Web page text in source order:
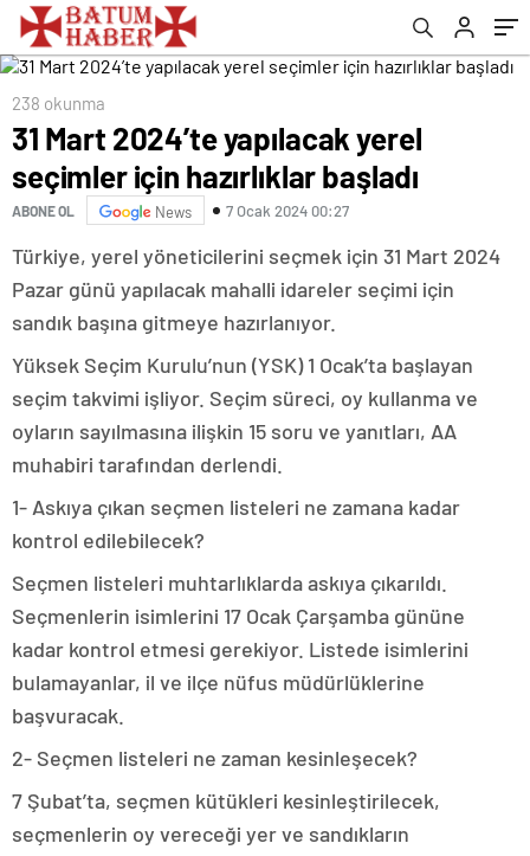
238 okunma
31 Mart 2024’te yapılacak yerel
seçimler için hazırlıklar başladı
ABONE OL News 7 Ocak 2024 00:27
Türkiye, yerel yöneticilerini seçmek için 31 Mart 2024
Pazar günü yapılacak mahalli idareler seçimi için
sandık başına gitmeye hazırlanıyor.
Yüksek Seçim Kurulu’nun (YSK) 1 Ocak’ta başlayan
seçim takvimi işliyor. Seçim süreci, oy kullanma ve
oyların sayılmasına ilişkin 15 soru ve yanıtları, AA
muhabiri tarafından derlendi.
1- Askıya çıkan seçmen listeleri ne zamana kadar
kontrol edilebilecek?
Seçmen listeleri muhtarlıklarda askıya çıkarıldı.
Seçmenlerin isimlerini 17 Ocak Çarşamba gününe
kadar kontrol etmesi gerekiyor. Listede isimlerini
bulamayanlar, il ve ilçe nüfus müdürlüklerine
başvuracak.
2- Seçmen listeleri ne zaman kesinleşecek?
7 Şubat’ta, seçmen kütükleri kesinleştirilecek,
seçmenlerin oy vereceği yer ve sandıkların